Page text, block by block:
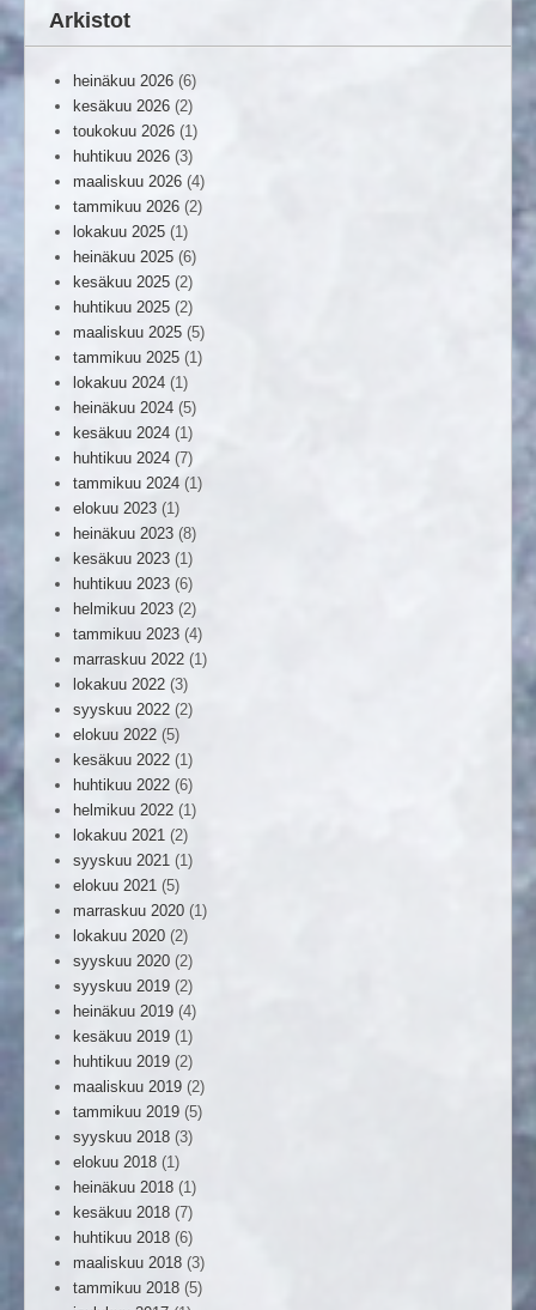
Arkistot
heinäkuu 2026 (6)
kesäkuu 2026 (2)
toukokuu 2026 (1)
huhtikuu 2026 (3)
maaliskuu 2026 (4)
tammikuu 2026 (2)
lokakuu 2025 (1)
heinäkuu 2025 (6)
kesäkuu 2025 (2)
huhtikuu 2025 (2)
maaliskuu 2025 (5)
tammikuu 2025 (1)
lokakuu 2024 (1)
heinäkuu 2024 (5)
kesäkuu 2024 (1)
huhtikuu 2024 (7)
tammikuu 2024 (1)
elokuu 2023 (1)
heinäkuu 2023 (8)
kesäkuu 2023 (1)
huhtikuu 2023 (6)
helmikuu 2023 (2)
tammikuu 2023 (4)
marraskuu 2022 (1)
lokakuu 2022 (3)
syyskuu 2022 (2)
elokuu 2022 (5)
kesäkuu 2022 (1)
huhtikuu 2022 (6)
helmikuu 2022 (1)
lokakuu 2021 (2)
syyskuu 2021 (1)
elokuu 2021 (5)
marraskuu 2020 (1)
lokakuu 2020 (2)
syyskuu 2020 (2)
syyskuu 2019 (2)
heinäkuu 2019 (4)
kesäkuu 2019 (1)
huhtikuu 2019 (2)
maaliskuu 2019 (2)
tammikuu 2019 (5)
syyskuu 2018 (3)
elokuu 2018 (1)
heinäkuu 2018 (1)
kesäkuu 2018 (7)
huhtikuu 2018 (6)
maaliskuu 2018 (3)
tammikuu 2018 (5)